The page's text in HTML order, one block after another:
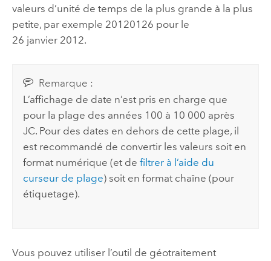
valeurs d’unité de temps de la plus grande à la plus
petite, par exemple 20120126 pour le
26 janvier 2012.
Remarque :
L’affichage de date n’est pris en charge que
pour la plage des années 100 à 10 000 après
JC. Pour des dates en dehors de cette plage, il
est recommandé de convertir les valeurs soit en
format numérique (et defiltrer à l’aide du
curseur de plage) soit en format chaîne (pour
étiquetage).
Vous pouvez utiliser l’outil de géotraitement